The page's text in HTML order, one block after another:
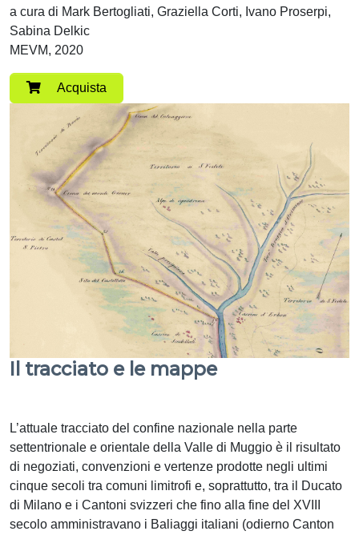
a cura di Mark Bertogliati, Graziella Corti, Ivano Proserpi,
Sabina Delkic
MEVM, 2020
Acquista
Il tracciato e le mappe
L’attuale tracciato del confine nazionale nella parte
settentrionale e orientale della Valle di Muggio è il risultato
di negoziati, convenzioni e vertenze prodotte negli ultimi
cinque secoli tra comuni limitrofi e, soprattutto, tra il Ducato
di Milano e i Cantoni svizzeri che fino alla fine del XVIII
secolo amministravano i Baliaggi italiani (odierno Canton